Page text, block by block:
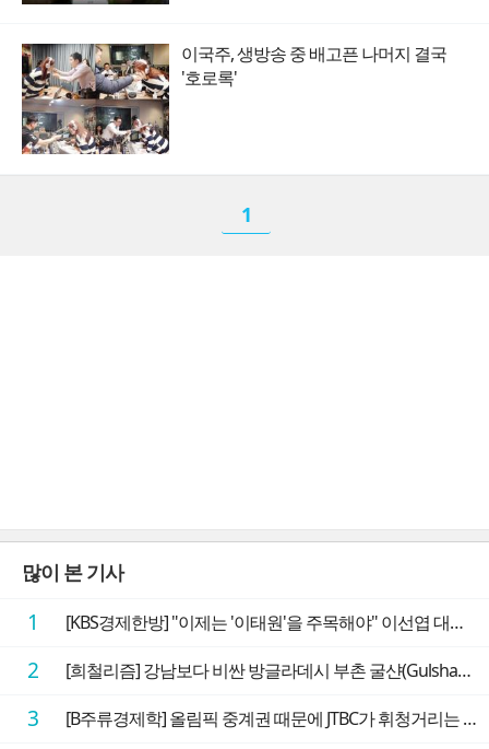
이국주, 생방송 중 배고픈 나머지 결국
'호로록'
1
많이 본 기사
1 [KBS경제한방] "이제는 '이태원'을 주목해야" 이선엽 대표가 말하는 AI 시대 투자 성과를 가르는 지점들
2 [희철리즘] 강남보다 비싼 방글라데시 부촌 굴샨(Gulshan)의 극단적인 모습에 충격을 받다
3 [B주류경제학] 올림픽 중계권 때문에 JTBC가 휘청거리는 이유